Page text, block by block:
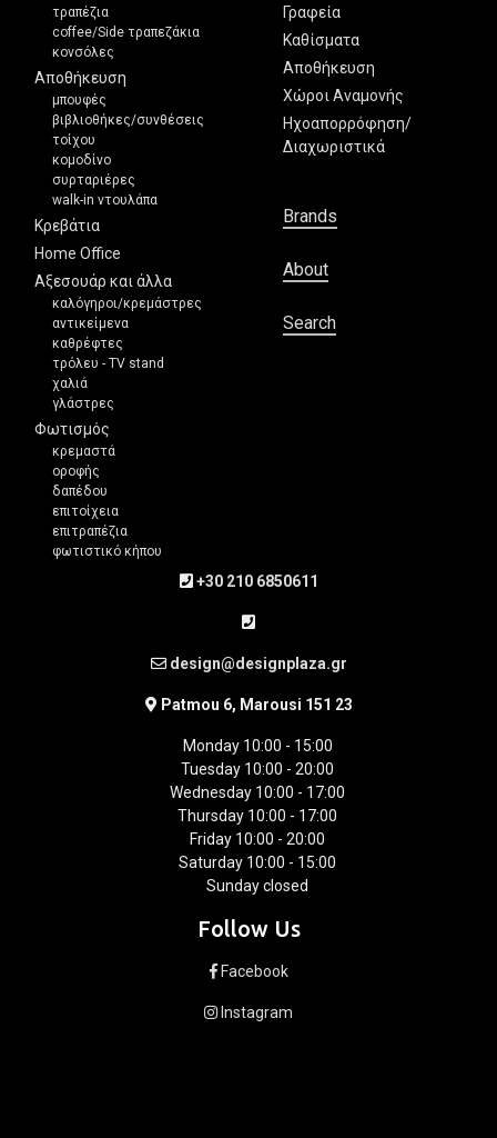
τραπέζια
coffee/Side τραπεζάκια
κονσόλες
Αποθήκευση
μπουφές
βιβλιοθήκες/συνθέσεις
τοίχου
κομοδίνο
συρταριέρες
walk-in ντουλάπα
Κρεβάτια
Home Office
Αξεσουάρ και άλλα
καλόγηροι/κρεμάστρες
αντικείμενα
καθρέφτες
τρόλευ - TV stand
χαλιά
γλάστρες
Φωτισμός
κρεμαστά
οροφής
δαπέδου
επιτοίχεια
επιτραπέζια
φωτιστικό κήπου
Γραφεία
Καθίσματα
Αποθήκευση
Χώροι Αναμονής
Ηχοαπορρόφηση/
Διαχωριστικά
Brands
About
Search
+30 210 6850611
design@designplaza.gr
Patmou 6, Marousi 151 23
Monday 10:00 - 15:00
Tuesday 10:00 - 20:00
Wednesday 10:00 - 17:00
Thursday 10:00 - 17:00
Friday 10:00 - 20:00
Saturday 10:00 - 15:00
Sunday closed
Follow Us
Facebook
Instagram